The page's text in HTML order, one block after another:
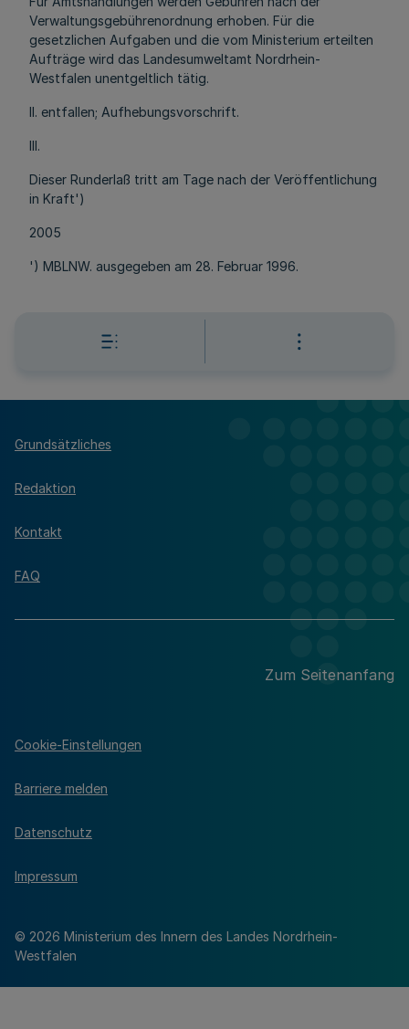
Verwaltungsgebührenordnung erhoben. Für die
gesetzlichen Aufgaben und die vom Ministerium erteilten
Aufträge wird das Landesumweltamt Nordrhein-
Westfalen unentgeltlich tätig.
II. entfallen; Aufhebungsvorschrift.
III.
Dieser Runderlaß tritt am Tage nach der Veröffentlichung
in Kraft')
2005
') MBLNW. ausgegeben am 28. Februar 1996.
Grundsätzliches
Redaktion
Kontakt
FAQ
Zum Seitenanfang
© 2026 Ministerium des Innern des Landes Nordrhein-
Westfalen
Cookie-Einstellungen
Barriere melden
Datenschutz
Impressum